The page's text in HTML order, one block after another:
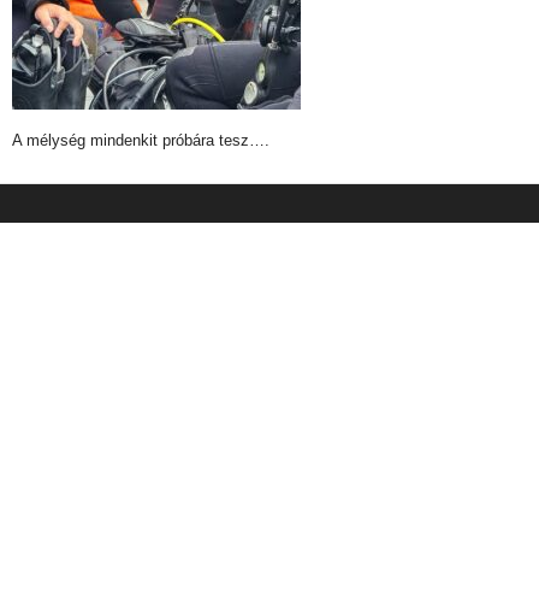
A mélység mindenkit próbára tesz….